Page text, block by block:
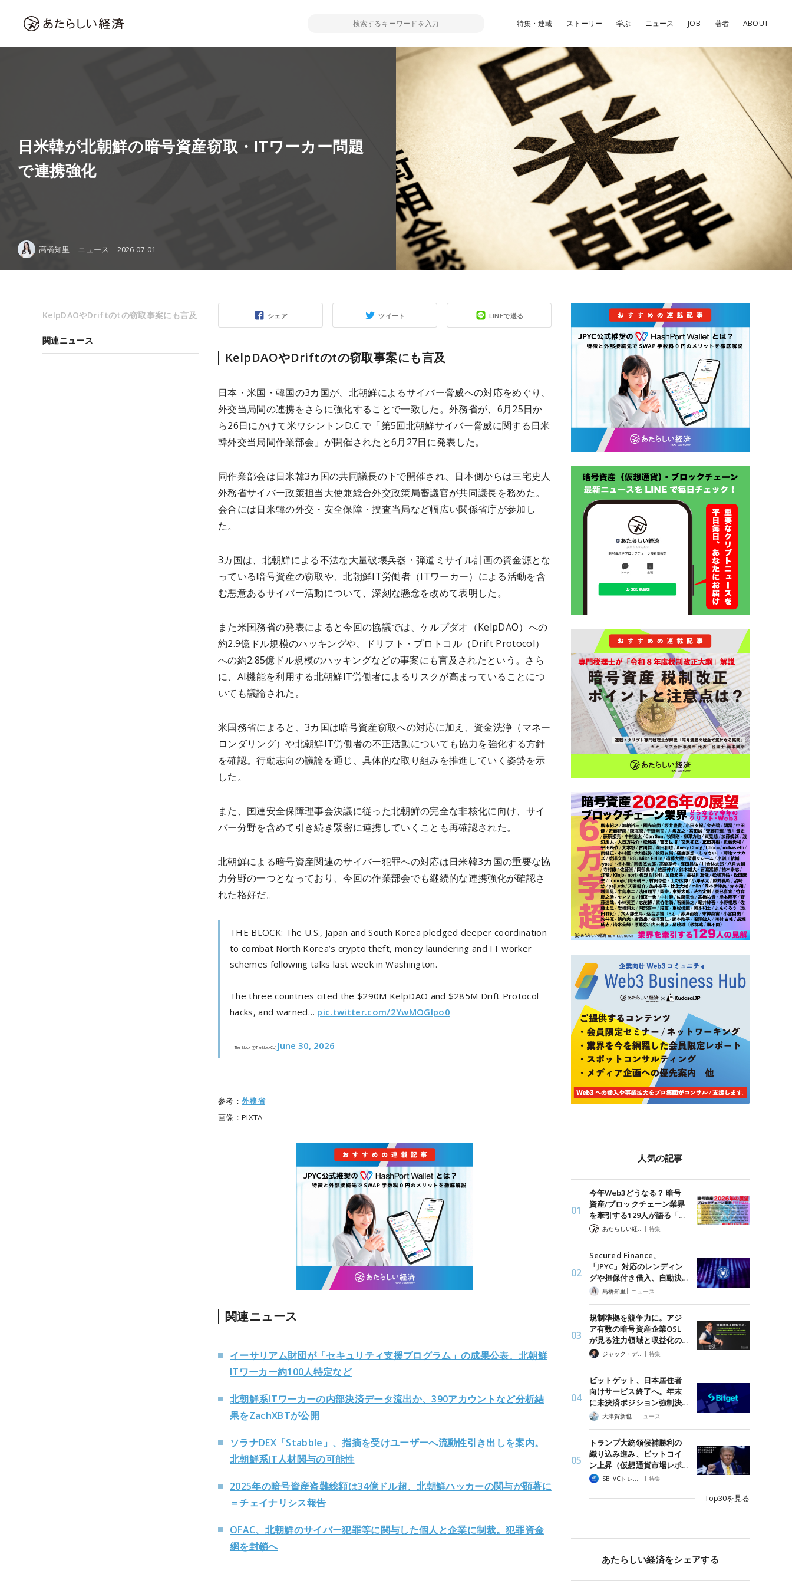
特集・連載 ストーリー 学ぶ ニュース JOB 著者 ABOUT
日米韓が北朝鮮の暗号資産窃取・ITワーカー問題
で連携強化
髙橋知里 ニュース 2026-07-01
シェア ツイート LINEで送る
KelpDAOやDriftのtの窃取事案にも言及
日本・米国・韓国の3カ国が、北朝鮮によるサイバー脅威への対応をめぐり、
外交当局間の連携をさらに強化することで一致した。外務省が、6月25日か
ら26日にかけて米ワシントンD.C.で「第5回北朝鮮サイバー脅威に関する日米
韓外交当局間作業部会」が開催されたと6月27日に発表した。
同作業部会は日米韓3カ国の共同議長の下で開催され、日本側からは三宅史人
外務省サイバー政策担当大使兼総合外交政策局審議官が共同議長を務めた。
会合には日米韓の外交・安全保障・捜査当局など幅広い関係省庁が参加し
た。
3カ国は、北朝鮮による不法な大量破壊兵器・弾道ミサイル計画の資金源とな
っている暗号資産の窃取や、北朝鮮IT労働者（ITワーカー）による活動を含
む悪意あるサイバー活動について、深刻な懸念を改めて表明した。
また米国務省の発表によると今回の協議では、ケルプダオ（KelpDAO）への
約2.9億ドル規模のハッキングや、ドリフト・プロトコル（Drift Protocol）
への約2.85億ドル規模のハッキングなどの事案にも言及されたという。さら
に、AI機能を利用する北朝鮮IT労働者によるリスクが高まっていることにつ
いても議論された。
米国務省によると、3カ国は暗号資産窃取への対応に加え、資金洗浄（マネー
ロンダリング）や北朝鮮IT労働者の不正活動についても協力を強化する方針
を確認。行動志向の議論を通じ、具体的な取り組みを推進していく姿勢を示
した。
また、国連安全保障理事会決議に従った北朝鮮の完全な非核化に向け、サイ
バー分野を含めて引き続き緊密に連携していくことも再確認された。
北朝鮮による暗号資産関連のサイバー犯罪への対応は日米韓3カ国の重要な協
力分野の一つとなっており、今回の作業部会でも継続的な連携強化が確認さ
れた格好だ。
THE BLOCK: The U.S., Japan and South Korea pledged deeper coordination
to combat North Korea’s crypto theft, money laundering and IT worker
schemes following talks last week in Washington.
The three countries cited the $290M KelpDAO and $285M Drift Protocol
hacks, and warned… pic.twitter.com/2YwMOGIpo0
— The Block (@TheBlockCo) June 30, 2026
参考： 外務省
画像：PIXTA
関連ニュース
イーサリアム財団が「セキュリティ支援プログラム」の成果公表、北朝鮮
ITワーカー約100人特定など
北朝鮮系ITワーカーの内部決済データ流出か、390アカウントなど分析結
果をZachXBTが公開
ソラナDEX「Stabble」、指摘を受けユーザーへ流動性引き出しを案内。
北朝鮮系IT人材関与の可能性
2025年の暗号資産盗難総額は34億ドル超、北朝鮮ハッカーの関与が顕著に
＝チェイナリシス報告
OFAC、北朝鮮のサイバー犯罪等に関与した個人と企業に制裁。犯罪資金
網を封鎖へ
KelpDAOやDriftのtの窃取事案にも言及
関連ニュース
人気の記事
今年Web3どうなる？ 暗号
資産/ブロックチェーン業界
を牽引する129人が語る「…
| 特集
Secured Finance、
「JPYC」対応のレンディン
グや担保付き借入、自動決…
髙橋知里 | ニュース
規制準拠を競争力に。アジ
ア有数の暗号資産企業OSL
が見る注力領域と収益化の…
ジャック・デロン（Jack Derong） | 特集
ビットゲット、日本居住者
向けサービス終了へ。年末
に未決済ポジション強制決…
大津賀新也| ニュース
トランプ大統領候補勝利の
織り込み進み、ビットコイ
ン上昇（仮想通貨市場レポ…
| 特集
Top30を見る
あたらしい経済をシェアする